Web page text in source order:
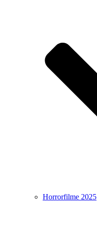
Horrorfilme 2025